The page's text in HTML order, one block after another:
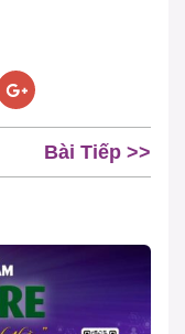
Bài Tiếp >>